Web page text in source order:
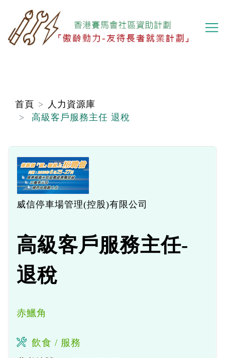
主
內
首頁
人力資源庫
高級客戶服務主任 退稅
威信停車場管理(控股)有限公司
高級客戶服務主任-
退稅
赤鱲角
飲食 / 服務